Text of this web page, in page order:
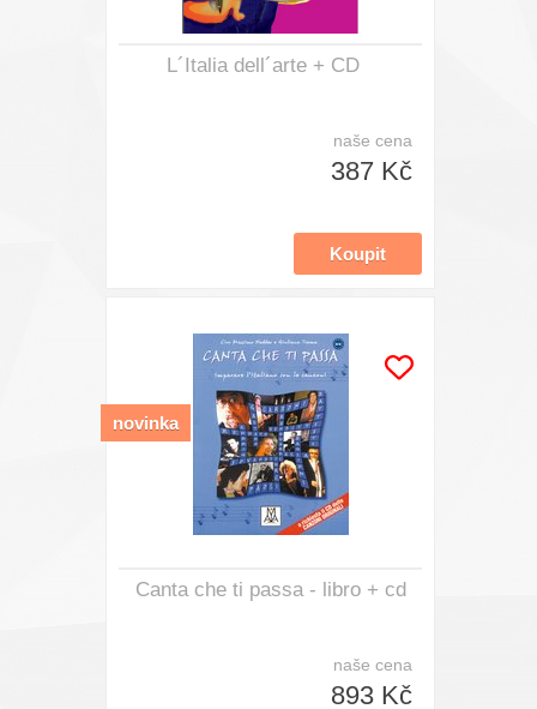
L´Italia dell´arte + CD
naše cena
387 Kč
Canta che ti passa - libro + cd
naše cena
893 Kč
novinka